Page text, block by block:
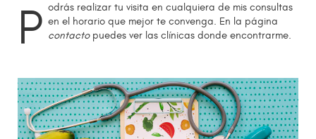
Podrás realizar tu visita en cualquiera de mis consultas en el horario que mejor te convenga. En la página
contactopuedes ver las clínicas donde encontrarme.